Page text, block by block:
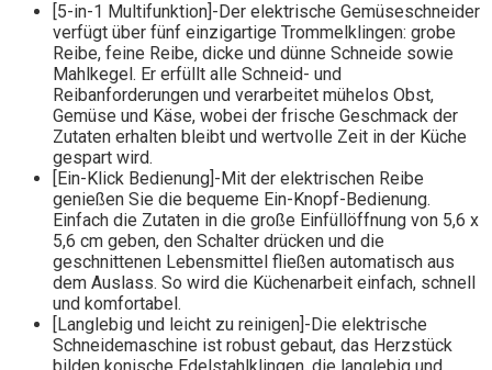
[5-in-1 Multifunktion]-Der elektrische Gemüseschneider
verfügt über fünf einzigartige Trommelklingen: grobe
Reibe, feine Reibe, dicke und dünne Schneide sowie
Mahlkegel. Er erfüllt alle Schneid- und
Reibanforderungen und verarbeitet mühelos Obst,
Gemüse und Käse, wobei der frische Geschmack der
Zutaten erhalten bleibt und wertvolle Zeit in der Küche
gespart wird.
[Ein-Klick Bedienung]-Mit der elektrischen Reibe
genießen Sie die bequeme Ein-Knopf-Bedienung.
Einfach die Zutaten in die große Einfüllöffnung von 5,6 x
5,6 cm geben, den Schalter drücken und die
geschnittenen Lebensmittel fließen automatisch aus
dem Auslass. So wird die Küchenarbeit einfach, schnell
und komfortabel.
[Langlebig und leicht zu reinigen]-Die elektrische
Schneidemaschine ist robust gebaut, das Herzstück